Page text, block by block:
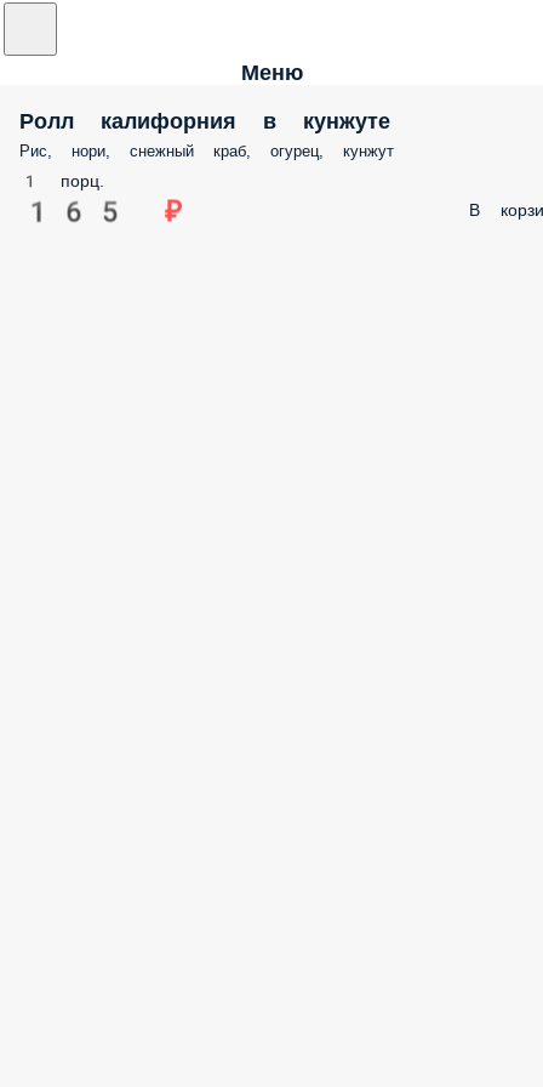
Меню
Ролл калифорния в кунжуте
Рис, нори, снежный краб, огурец, кунжут
1 порц.
165 ₽ В